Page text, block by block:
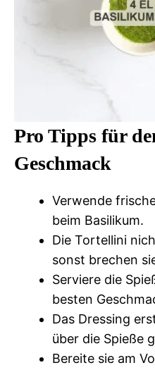
Pro Tipps für
Geschmack
Verwende
beim Basilikum.
Die Tortellini
sonst brechen
Serviere die
besten
Das Dressing
über die Spieße
Bereite sie am